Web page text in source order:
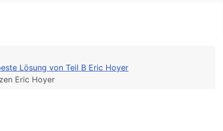
Lösung von Teil B Eric Hoyer
Eric Hoyer